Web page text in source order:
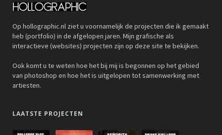
Op hollographic.nl ziet u voornamelijk de projecten die ik gemaakt
heb (portfolio) in de afgelopen jaren. Mijn grafische als
interactieve (websites) projecten zijn op deze site te bekijken.
Ook komt u te weten hoe het bij mij is begonnen op het gebied
van photoshop en hoe het is uitgelopen tot samenwerking met
artiesten.
LAATSTE PROJECTEN